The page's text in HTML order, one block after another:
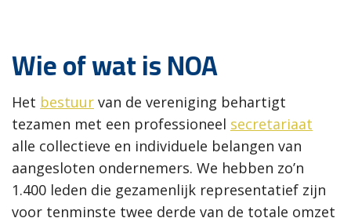
Wie of wat is NOA
Het bestuur van de vereniging behartigt
tezamen met een professioneel secretariaat
alle collectieve en individuele belangen van
aangesloten ondernemers. We hebben zo’n
1.400 leden die gezamenlijk representatief zijn
voor tenminste twee derde van de totale omzet